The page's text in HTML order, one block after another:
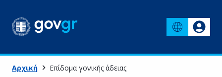
Αρχική Επίδομα γονικής άδειας